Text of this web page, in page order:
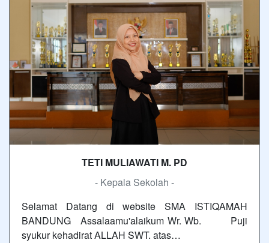
TETI MULIAWATI M. PD
- Kepala Sekolah -
Selamat Datang di website SMA ISTIQAMAH
BANDUNG Assalaamu'alaikum Wr. Wb. Puji
syukur kehadirat ALLAH SWT. atas…